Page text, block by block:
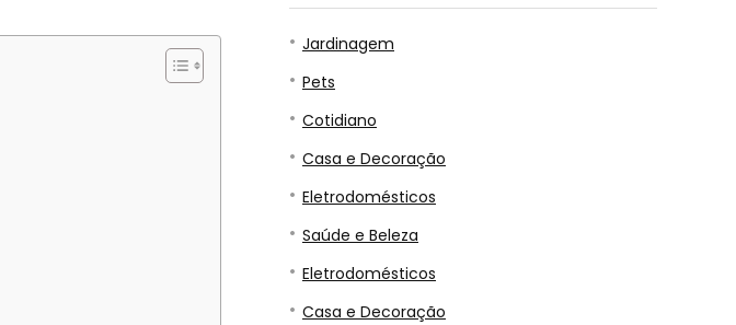
Jardinagem
Pets
Cotidiano
Casa e Decoração
Eletrodomésticos
Saúde e Beleza
Eletrodomésticos
Casa e Decoração